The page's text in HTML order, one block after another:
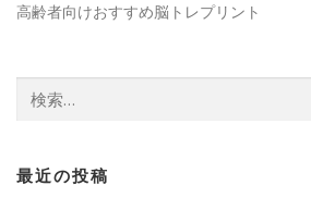
高齢者向けおすすめ脳トレプリント
索:
最近の投稿